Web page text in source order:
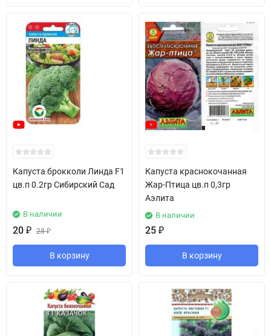
Капуста брокколи Линда F1
цв.п 0.2гр Сибирский Сад
В наличии
20 ₽ 28₽
В корзину
Капуста краснокочанная
Жар-Птица цв.п 0,3гр
Аэлита
В наличии
25 ₽
В корзину